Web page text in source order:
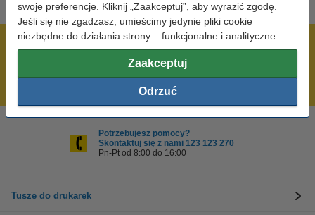
swoje preferencje. Kliknij „Zaakceptuj”, aby wyrazić zgodę.
Jeśli się nie zgadzasz, umieścimy jedynie pliki cookie
niezbędne do działania strony – funkcjonalne i analityczne.
Zaakceptuj
Odrzuć
600 tysięcy zadowolonych klientów
Potrzebujesz pomocy?
Skontaktuj się z nami 123 123 270
Pn-Pt od 8:00 do 16:00
Tusze do drukarek